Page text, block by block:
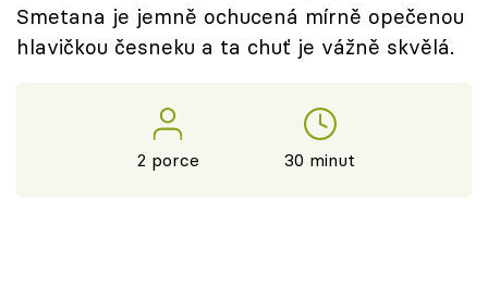
Sledujte nás
Smetana je jemně ochucená mírně opečenou
hlavičkou česneku a ta chuť je vážně skvělá.
2 porce 30 minut